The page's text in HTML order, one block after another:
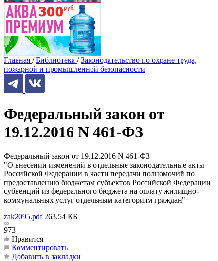
Главная / Библиотека / Законодательство по охране труда,
пожарной и промышленной безопасности
Федеральный закон от
19.12.2016 N 461-ФЗ
Федеральный закон от 19.12.2016 N 461-ФЗ
"О внесении изменений в отдельные законодательные акты
Российской Федерации в части передачи полномочий по
предоставлению бюджетам субъектов Российской Федерации
субвенций из федерального бюджета на оплату жилищно-
коммунальных услуг отдельным категориям граждан"
zak2095.pdf 263.54 КБ
973
Нравится
Комментировать
Добавить в закладки